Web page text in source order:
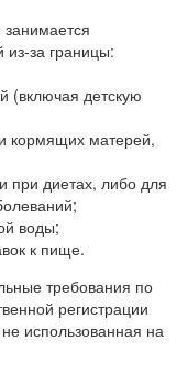
из-за границы:
(включая детскую
кормящих матерей,
при диетах, либо для
воды;
к пище.
требования по
регистрации
использованная на